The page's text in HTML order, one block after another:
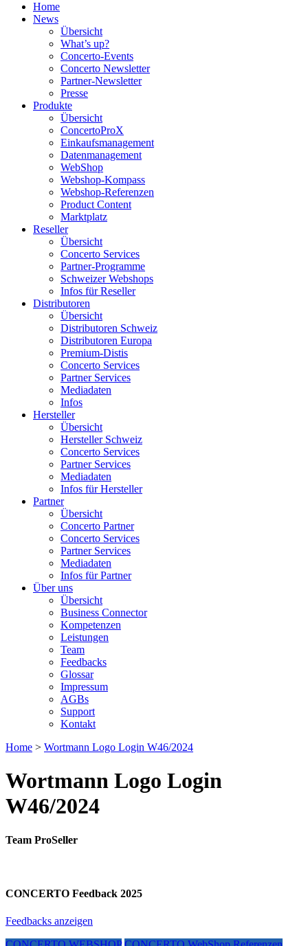
Home
News
Übersicht
What’s up?
Concerto-Events
Concerto Newsletter
Partner-Newsletter
Presse
Produkte
Übersicht
ConcertoProX
Einkaufsmanagement
Datenmanagement
WebShop
Webshop-Kompass
Webshop-Referenzen
Product Content
Marktplatz
Reseller
Übersicht
Concerto Services
Partner-Programme
Schweizer Webshops
Infos für Reseller
Distributoren
Übersicht
Distributoren Schweiz
Distributoren Europa
Premium-Distis
Concerto Services
Partner Services
Mediadaten
Infos
Hersteller
Übersicht
Hersteller Schweiz
Concerto Services
Partner Services
Mediadaten
Infos für Hersteller
Partner
Übersicht
Concerto Partner
Concerto Services
Partner Services
Mediadaten
Infos für Partner
Über uns
Übersicht
Business Connector
Kompetenzen
Leistungen
Team
Feedbacks
Glossar
Impressum
AGBs
Support
Kontakt
Home > Wortmann Logo Login W46/2024
Wortmann Logo Login
W46/2024
Team ProSeller
CONCERTO Feedback 2025
Feedbacks anzeigen